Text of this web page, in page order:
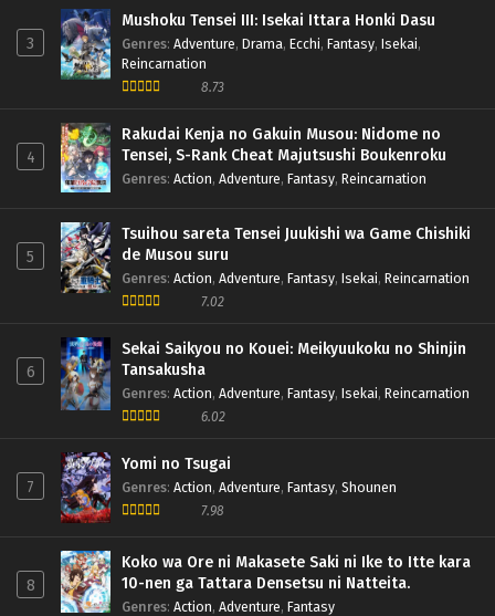
Eps 5 - February 7, 2021
Horimiya Episode 04 h265 Subtitle Indonesia
Horimiya Episode 03 h265 Subtitle Indonesia
Eps 3 - January 24, 2021
Horimiya Episode 02 h265 Subtitle Indonesia
Eps 2 - January 17, 2021
Eps 1 - January 10, 2021
3
Mushoku Tensei III: Isekai Ittara Honki Dasu
Genres: Adventure, Drama, Ecchi, Fantasy, Isekai,
Reincarnation
8.73
4
Rakudai Kenja no Gakuin Musou: Nidome no
Tensei, S-Rank Cheat Majutsushi Boukenroku
Genres: Action, Adventure, Fantasy, Reincarnation
5
Tsuihou sareta Tensei Juukishi wa Game Chishiki
de Musou suru
Genres: Action, Adventure, Fantasy, Isekai, Reincarnation
7.02
6
Sekai Saikyou no Kouei: Meikyuukoku no Shinjin
Tansakusha
Genres: Action, Adventure, Fantasy, Isekai, Reincarnation
6.02
7
Yomi no Tsugai
Genres: Action, Adventure, Fantasy, Shounen
7.98
8
Koko wa Ore ni Makasete Saki ni Ike to Itte kara
10-nen ga Tattara Densetsu ni Natteita.
Genres: Action, Adventure, Fantasy